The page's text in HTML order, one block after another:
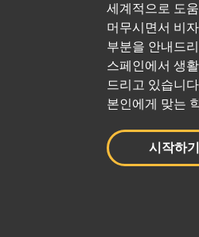
세계적으로 도
머무시면서 비
부분을 안내드
스페인에서 생
드리고 있습니
본인에게 맞는
시작하기